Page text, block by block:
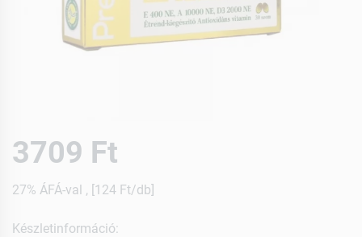
3709 Ft
27% ÁFÁ-val , [124 Ft/db]
Készletinformáció: